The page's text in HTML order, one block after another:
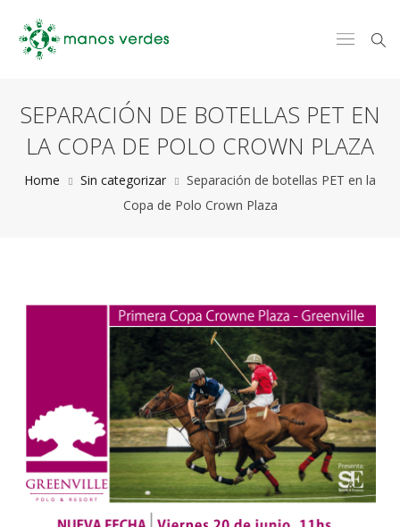
SEPARACIÓN DE BOTELLAS PET EN
LA COPA DE POLO CROWN PLAZA
Home Sin categorizar
Separación de botellas PET en la
Copa de Polo Crown Plaza